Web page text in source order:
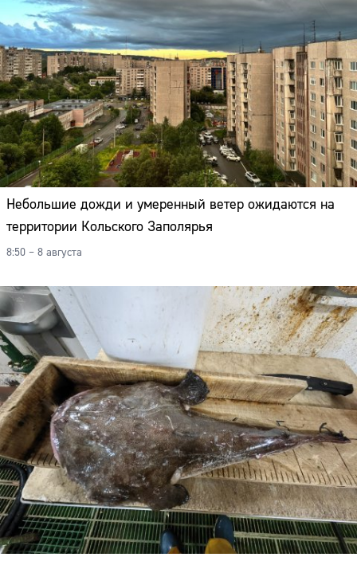
Небольшие дожди и умеренный ветер ожидаются на
территории Кольского Заполярья
8:50 – 8 августа